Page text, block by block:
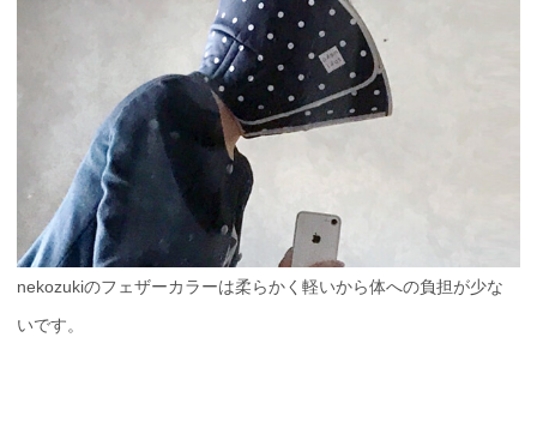
nekozukiのフェザーカラーは柔らかく軽いから体への負担が少な
いです。